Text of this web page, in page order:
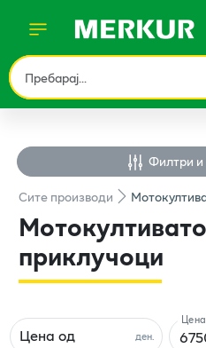
Ситепроизводи
приклучоци
ден.
Цена од